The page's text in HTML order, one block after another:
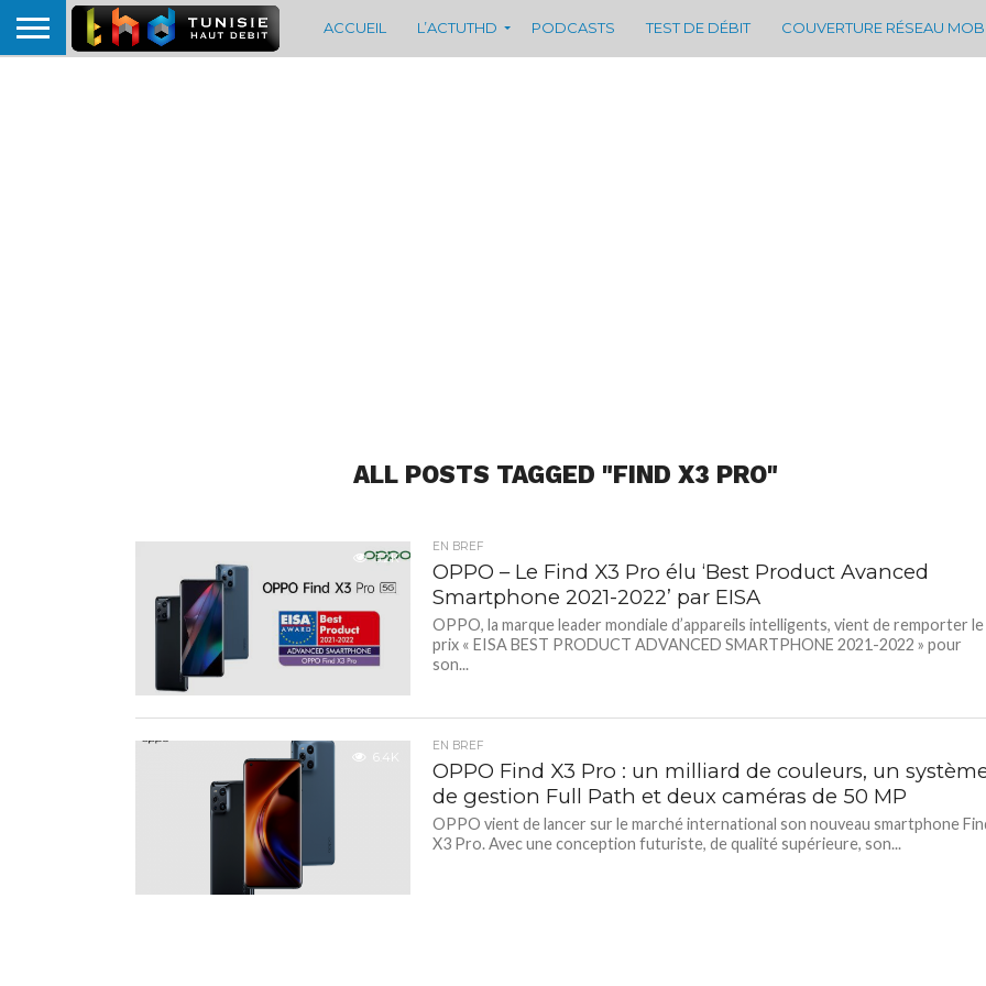
ACCUEIL L’ACTUTHD PODCASTS TEST DE DÉBIT COUVERTURE RÉSEAU
ALL POSTS TAGGED "FIND X3 PRO"
3.2K
EN BREF
OPPO – Le Find X3 Pro élu ‘Best Product Avanced
Smartphone 2021-2022’ par EISA
OPPO, la marque leader mondiale d’appareils intelligents, vient de remporter le
prix « EISA BEST PRODUCT ADVANCED SMARTPHONE 2021-2022 » pour
son...
6.4K
EN BREF
OPPO Find X3 Pro : un milliard de couleurs, un
de gestion Full Path et deux caméras de 50 MP
OPPO vient de lancer sur le marché international son nouveau smartphone
X3 Pro. Avec une conception futuriste, de qualité supérieure, son...